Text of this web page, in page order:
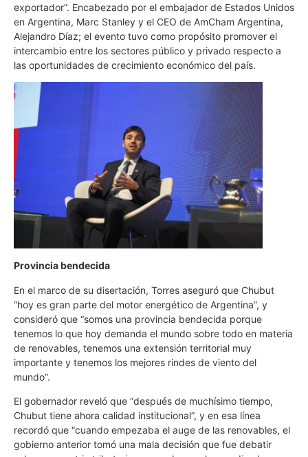
exportador”. Encabezado por el embajador de Estados Unidos
en Argentina, Marc Stanley y el CEO de AmCham Argentina,
Alejandro Díaz; el evento tuvo como propósito promover el
intercambio entre los sectores público y privado respecto a
las oportunidades de crecimiento económico del país.
Provincia bendecida
En el marco de su disertación, Torres aseguró que Chubut
“hoy es gran parte del motor energético de Argentina”, y
consideró que “somos una provincia bendecida porque
tenemos lo que hoy demanda el mundo sobre todo en materia
de renovables, tenemos una extensión territorial muy
importante y tenemos los mejores rindes de viento del
mundo”.
El gobernador reveló que “después de muchísimo tiempo,
Chubut tiene ahora calidad institucional”, y en esa línea
recordó que “cuando empezaba el auge de las renovables, el
gobierno anterior tomó una mala decisión que fue debatir